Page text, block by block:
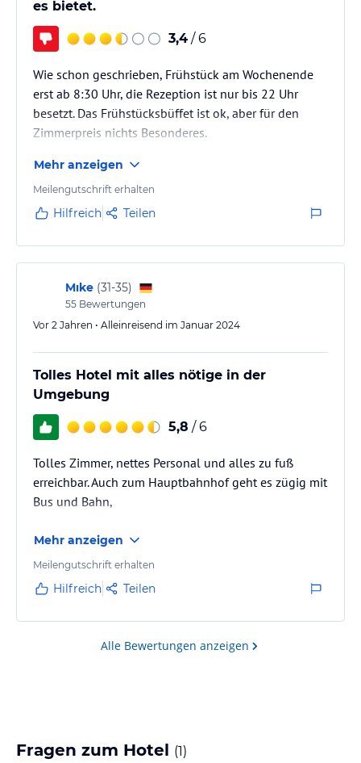
es bietet.
3,4 / 6
Wie schon geschrieben, Frühstück am Wochenende
erst ab 8:30 Uhr, die Rezeption ist nur bis 22 Uhr
besetzt. Das Frühstücksbüffet ist ok, aber für den
Zimmerpreis nichts Besonderes.
Mehr anzeigen
Meilengutschrift erhalten
Hilfreich Teilen
Mıke (31-35)
55 Bewertungen
Vor 2 Jahren • Alleinreisend im Januar 2024
Tolles Hotel mit alles nötige in der
Umgebung
5,8 / 6
Tolles Zimmer, nettes Personal und alles zu fuß
erreichbar. Auch zum Hauptbahnhof geht es zügig mit
Bus und Bahn,
Mehr anzeigen
Meilengutschrift erhalten
Hilfreich Teilen
Alle Bewertungen anzeigen
Fragen zum Hotel (1)